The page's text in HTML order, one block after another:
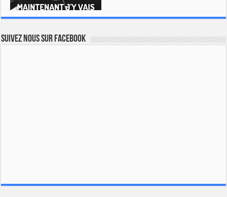
Suivez nous sur Facebook